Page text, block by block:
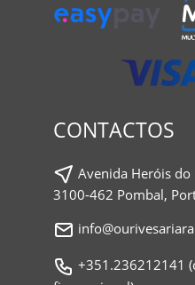
CONTACTOS
Avenida Heróis do
3100-462 Pombal,
+351.236212141